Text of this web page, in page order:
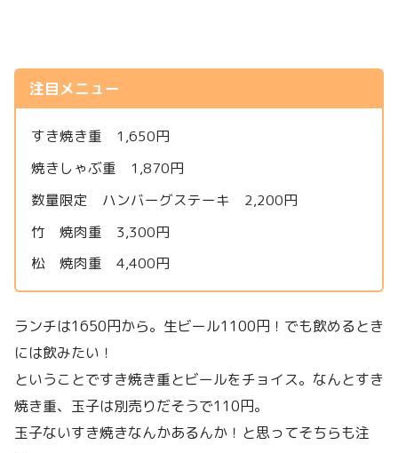
注目メニュー
すき焼き重 1,650円
焼きしゃぶ重 1,870円
数量限定 ハンバーグステーキ 2,200円
竹 焼肉重 3,300円
松 焼肉重 4,400円
ランチは1650円から。生ビール1100円！でも飲めるとき
には飲みたい！
ということですき焼き重とビールをチョイス。なんとすき
焼き重、玉子は別売りだそうで110円。
玉子ないすき焼きなんかあるんか！と思ってそちらも注